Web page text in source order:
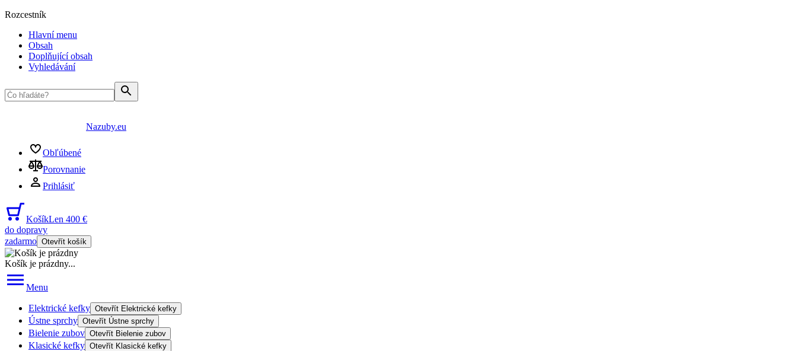
Rozcestník
Hlavní menu
Obsah
Doplňující obsah
Vyhledávání
Nazuby.eu
Obľúbené
Porovnanie
Prihlásiť
KošíkLen 400 €
do dopravy
zadarmo Otevřít košík
Košík je prázdny...
Menu
Elektrické kefky Otevřít Elektrické kefky
Ústne sprchy Otevřít Ústne sprchy
Bielenie zubov Otevřít Bielenie zubov
Klasické kefky Otevřít Klasické kefky